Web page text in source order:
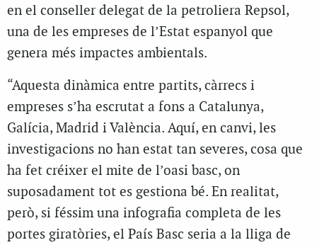
en el conseller delegat de la petroliera Repsol,
una de les empreses de l’Estat espanyol que
genera més impactes ambientals.
“Aquesta dinàmica entre partits, càrrecs i
empreses s’ha escrutat a fons a Catalunya,
Galícia, Madrid i València. Aquí, en canvi, les
investigacions no han estat tan severes, cosa que
ha fet créixer el mite de l’oasi basc, on
suposadament tot es gestiona bé. En realitat,
però, si féssim una infografia completa de les
portes giratòries, el País Basc seria a la lliga de